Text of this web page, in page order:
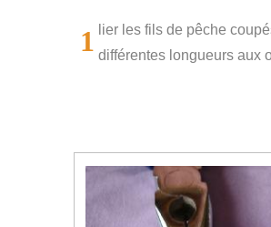
1 lier les fils de pêche
différentes longueurs aux